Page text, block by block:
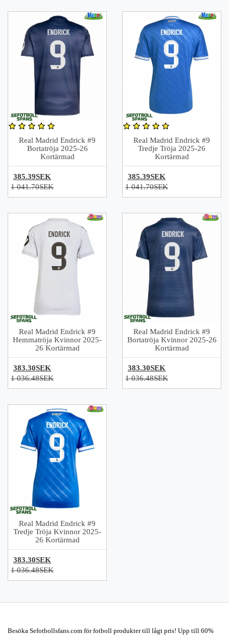
Real Madrid Endrick #9
Bortatröja 2025-26
Kortärmad
385.39SEK
1 041.70SEK
Real Madrid Endrick #9
Tredje Tröja 2025-26
Kortärmad
385.39SEK
1 041.70SEK
Real Madrid Endrick #9
Hemmatröja Kvinnor 2025-
26 Kortärmad
383.30SEK
1 036.48SEK
Real Madrid Endrick #9
Bortatröja Kvinnor 2025-26
Kortärmad
383.30SEK
1 036.48SEK
Real Madrid Endrick #9
Tredje Tröja Kvinnor 2025-
26 Kortärmad
383.30SEK
1 036.48SEK
Besöka Sefotbollsfans.com för fotboll produkter till lågt pris! Upp till 60%